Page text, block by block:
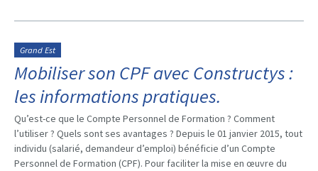
Grand Est
Mobiliser son CPF avec Constructys :
les informations pratiques.
Qu’est-ce que le Compte Personnel de Formation ? Comment
l’utiliser ? Quels sont ses avantages ? Depuis le 01 janvier 2015, tout
individu (salarié, demandeur d’emploi) bénéficie d’un Compte
Personnel de Formation (CPF). Pour faciliter la mise en œuvre du